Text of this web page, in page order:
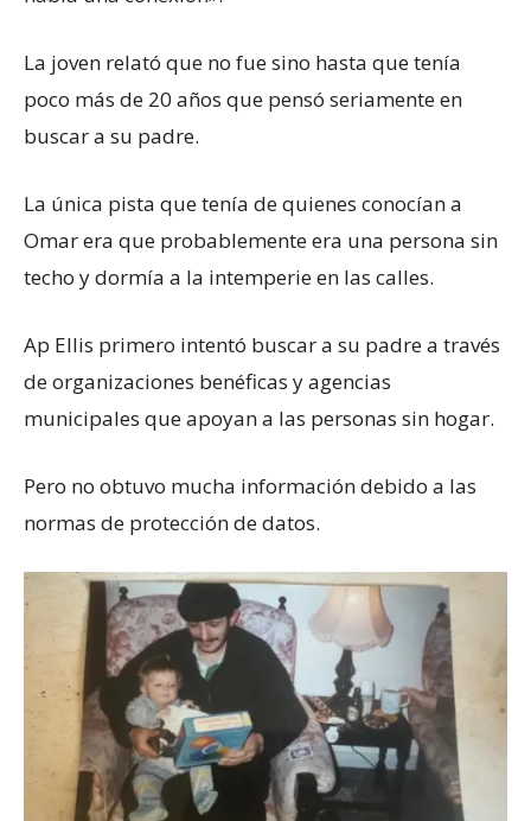
La joven relató que no fue sino hasta que tenía
poco más de 20 años que pensó seriamente en
buscar a su padre.
La única pista que tenía de quienes conocían a
Omar era que probablemente era una persona sin
techo y dormía a la intemperie en las calles.
Ap Ellis primero intentó buscar a su padre a través
de organizaciones benéficas y agencias
municipales que apoyan a las personas sin hogar.
Pero no obtuvo mucha información debido a las
normas de protección de datos.